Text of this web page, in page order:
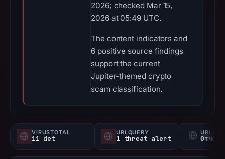
2026; checked Mar 15,
2026 at 05:49 UTC.
The content indicators and
6 positive source findings
support the current
Jupiter-themed crypto
scam classification.
VIRUSTOTAL
11 det
URLQUERY
1 threat alert Отчёт